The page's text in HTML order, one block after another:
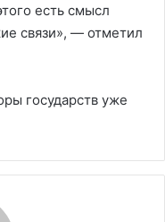
есть смысл
связи», — отметил
государств уже